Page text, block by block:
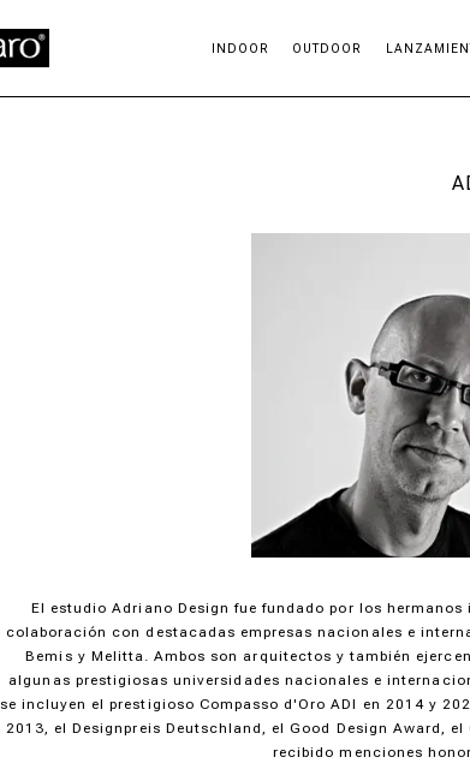
INDOOR OUTDOOR
El estudio Adriano Design fue fundado por los
colaboración con destacadas empresas nacionales e
Bemis y Melitta. Ambos son arquitectos y también
algunas prestigiosas universidades nacionales e
se incluyen el prestigioso Compasso d'Oro ADI en 2014 y
2013, el Designpreis Deutschland, el Good Design Award,
recibido menciones